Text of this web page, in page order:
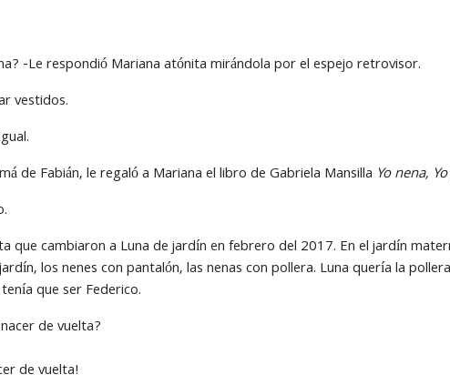
-Le respondió Mariana atónita mirándola por el espejo retrovisor.
vestidos.
de Fabián, le regaló a Mariana el libro de Gabriela Mansilla Yo nena,
que cambiaron a Luna de jardín en febrero del 2017. En el jardín
los nenes con pantalón, las nenas con pollera. Luna quería la
que ser Federico.
de vuelta?